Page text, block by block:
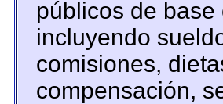
públicos de
incluyendo
comisiones,
compensación,